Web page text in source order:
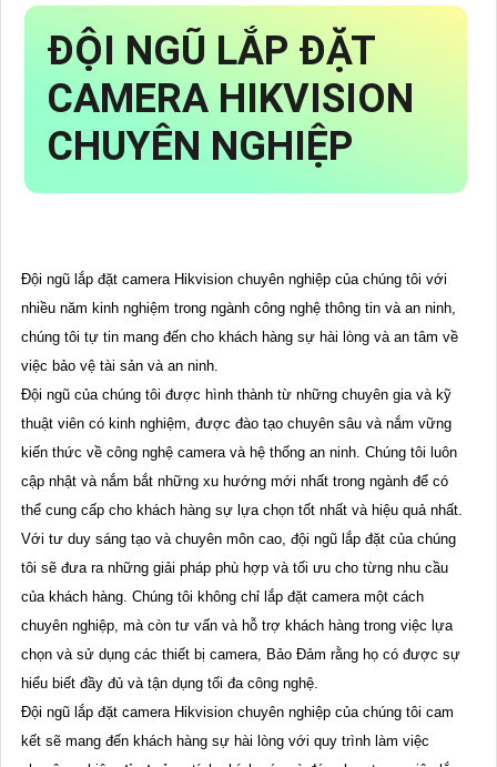
ĐỘI NGŨ LẮP ĐẶT
CAMERA HIKVISION
CHUYÊN NGHIỆP
Đội ngũ lắp đặt camera Hikvision chuyên nghiệp của chúng tôi với
nhiều năm kinh nghiệm trong ngành công nghệ thông tin và an ninh,
chúng tôi tự tin mang đến cho khách hàng sự hài lòng và an tâm về
việc bảo vệ tài sản và an ninh.
Đội ngũ của chúng tôi được hình thành từ những chuyên gia và kỹ
thuật viên có kinh nghiệm, được đào tạo chuyên sâu và nắm vững
kiến thức về công nghệ camera và hệ thống an ninh. Chúng tôi luôn
cập nhật và nắm bắt những xu hướng mới nhất trong ngành để có
thể cung cấp cho khách hàng sự lựa chọn tốt nhất và hiệu quả nhất.
Với tư duy sáng tạo và chuyên môn cao, đội ngũ lắp đặt của chúng
tôi sẽ đưa ra những giải pháp phù hợp và tối ưu cho từng nhu cầu
của khách hàng. Chúng tôi không chỉ lắp đặt camera một cách
chuyên nghiệp, mà còn tư vấn và hỗ trợ khách hàng trong việc lựa
chọn và sử dụng các thiết bị camera, Bảo Đảm rằng họ có được sự
hiểu biết đầy đủ và tận dụng tối đa công nghệ.
Đội ngũ lắp đặt camera Hikvision chuyên nghiệp của chúng tôi cam
kết sẽ mang đến khách hàng sự hài lòng với quy trình làm việc